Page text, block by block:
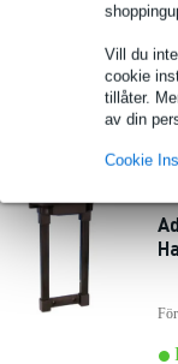
Vill du
cookie
tillåter.
av din
Cookie